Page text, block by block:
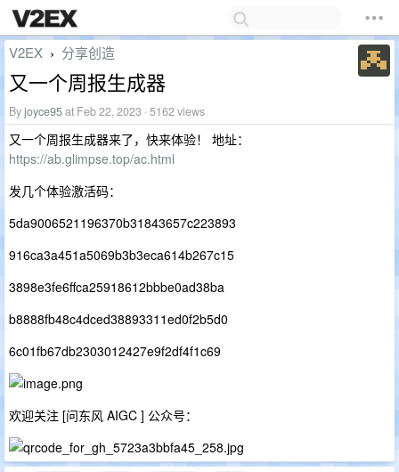
V2EX › 分享创造
又一个周报生成器
Byjoyce95at Feb 22, 2023 · 5162 views
又一个周报生成器来了，快来体验！ 地址：
https://ab.glimpse.top/ac.html
发几个体验激活码：
5da9006521196370b31843657c223893
916ca3a451a5069b3b3eca614b267c15
3898e3fe6ffca25918612bbbe0ad38ba
b8888fb48c4dced38893311ed0f2b5d0
6c01fb67db2303012427e9f2df4f1c69
欢迎关注 [问东风 AIGC ] 公众号：